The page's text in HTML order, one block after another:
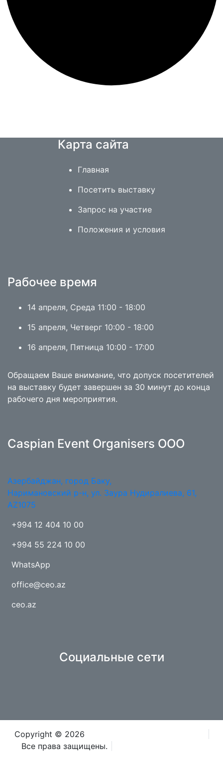
Карта сайта
Главная
Посетить выставку
Запрос на участие
Положения и условия
Рабочее время
14 апреля, Среда 11:00 - 18:00
15 апреля, Четверг 10:00 - 18:00
16 апреля, Пятница 10:00 - 17:00
Обращаем Ваше внимание, что допуск посетителей
на выставку будет завершен за 30 минут до конца
рабочего дня мероприятия.
Caspian Event Organisers OOO
Азербайджан, город Баку,
Наримановский р-н, ул. Заура Нудиралиева, 61,
AZ1075
+994 12 404 10 00
+994 55 224 10 00
WhatsApp
office@ceo.az
ceo.az
Социальные сети
Copyright © 2026
Все права защищены.